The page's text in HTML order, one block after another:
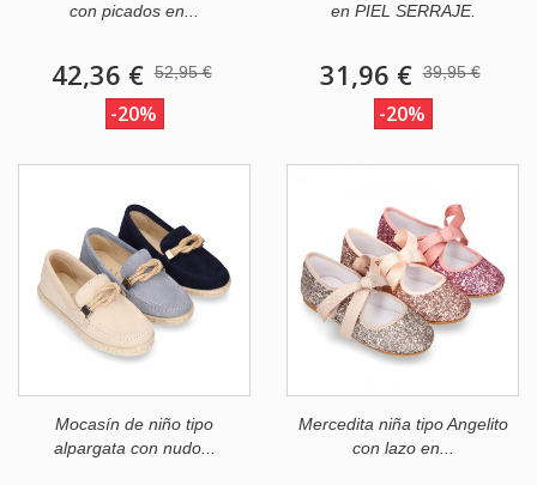
con picados en...
42,36 € 52,95 €
-20%
en PIEL SERRAJE.
31,96 € 39,95 €
-20%
Mocasín de niño tipo
alpargata con nudo...
Mercedita niña tipo Angelito
con lazo en...